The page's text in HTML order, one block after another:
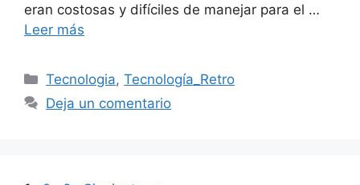
eran costosas y difíciles de manejar para el …
Leer más
Categorías
Tecnologia,Tecnología_Retro
Deja un comentario